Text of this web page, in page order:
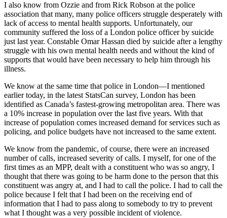
I also know from Ozzie and from Rick Robson at the police
association that many, many police officers struggle desperately with
lack of access to mental health supports. Unfortunately, our
community suffered the loss of a London police officer by suicide
just last year. Constable Omar Hassan died by suicide after a lengthy
struggle with his own mental health needs and without the kind of
supports that would have been necessary to help him through his
illness.
We know at the same time that police in London—I mentioned
earlier today, in the latest StatsCan survey, London has been
identified as Canada’s fastest-growing metropolitan area. There was
a 10% increase in population over the last five years. With that
increase of population comes increased demand for services such as
policing, and police budgets have not increased to the same extent.
We know from the pandemic, of course, there were an increased
number of calls, increased severity of calls. I myself, for one of the
first times as an MPP, dealt with a constituent who was so angry, I
thought that there was going to be harm done to the person that this
constituent was angry at, and I had to call the police. I had to call the
police because I felt that I had been on the receiving end of
information that I had to pass along to somebody to try to prevent
what I thought was a very possible incident of violence.